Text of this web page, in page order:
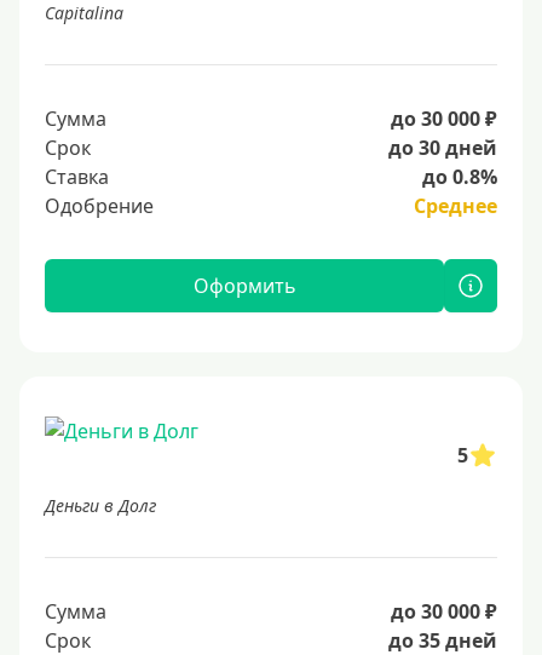
Capitalina
Сумма
до 30 000 ₽
Срок
до 30 дней
Ставка
до 0.8%
Одобрение
Среднее
Оформить
5
Деньги в Долг
Сумма
до 30 000 ₽
Срок
до 35 дней